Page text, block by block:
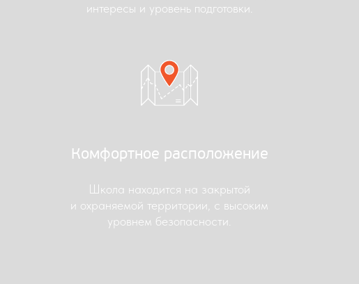
интересы и уровень подготовки.
Комфортное расположение
Школа находится на закрытой
и охраняемой территории, с высоким
уровнем безопасности.